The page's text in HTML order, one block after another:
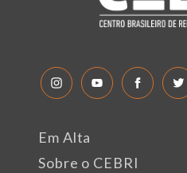
Em Alta
Sobre o CEBRI